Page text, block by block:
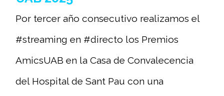
Por tercer año consecutivo realizamos el
#streaming en #directo los Premios
AmicsUAB en la Casa de Convalecencia
del Hospital de Sant Pau con una